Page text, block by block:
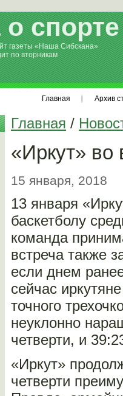
о спорте
газеты «Наша Сибскана»
по вторникам
Главная Архив
Главная /
«Иркут» во
15 января, 2018
13 января
баскетболу
команда
встреча также
если днем
сейчас
точного
неуклонно
четверти, и
«Иркут»
четверти